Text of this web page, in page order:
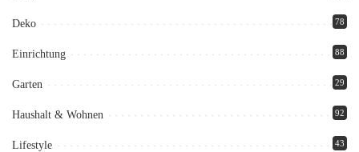
Deko 78
Einrichtung 88
Garten 29
Haushalt & Wohnen 92
Lifestyle 43